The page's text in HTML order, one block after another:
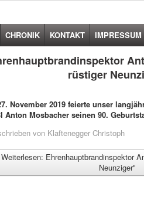
CHRONIK KONTAKT IMPRESSUM
rüstiger
November 2019 feierte unser
Anton Mosbacher seinen 90.
von Klaftenegger Christoph
Weiterlesen: Ehrenhauptbrandinspektor
Neunziger"